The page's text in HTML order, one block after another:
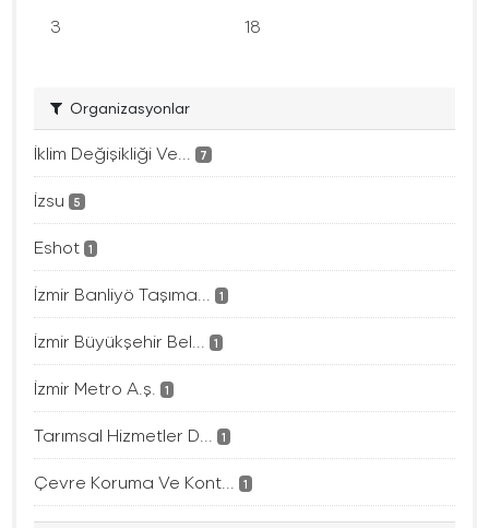
3 18
Organizasyonlar
İklim Değişikliği Ve... 7
İzsu 5
Eshot 1
İzmir Banliyö Taşıma... 1
İzmir Büyükşehir Bel... 1
İzmir Metro A.ş. 1
Tarımsal Hizmetler D... 1
Çevre Koruma Ve Kont... 1